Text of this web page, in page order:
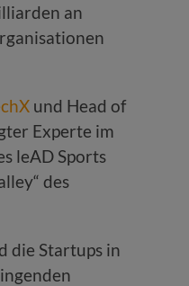
an
und Head of
Experte im
leAD Sports
des
die Startups in